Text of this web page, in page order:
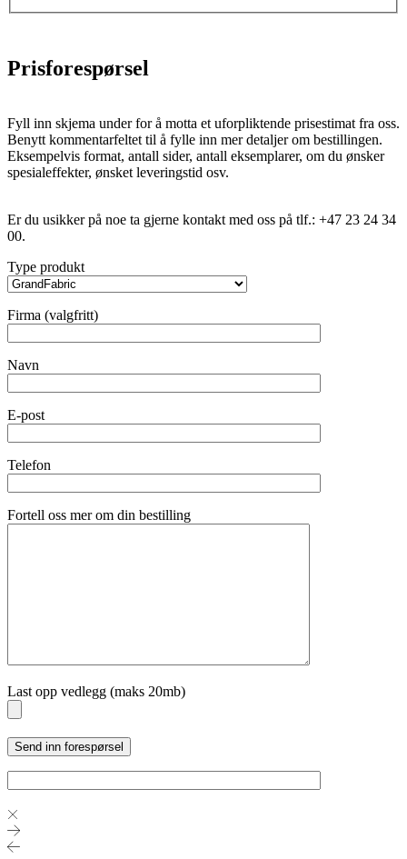
Prisforespørsel
Fyll inn skjema under for å motta et uforpliktende prisestimat fra oss.
Benytt kommentarfeltet til å fylle inn mer detaljer om bestillingen.
Eksempelvis format, antall sider, antall eksemplarer, om du ønsker
spesialeffekter, ønsket leveringstid osv.
Er du usikker på noe ta gjerne kontakt med oss på tlf.: +47 23 24 34
00.
Type produkt
Firma (valgfritt)
Navn
E-post
Telefon
Fortell oss mer om din bestilling
Last opp vedlegg (maks 20mb)